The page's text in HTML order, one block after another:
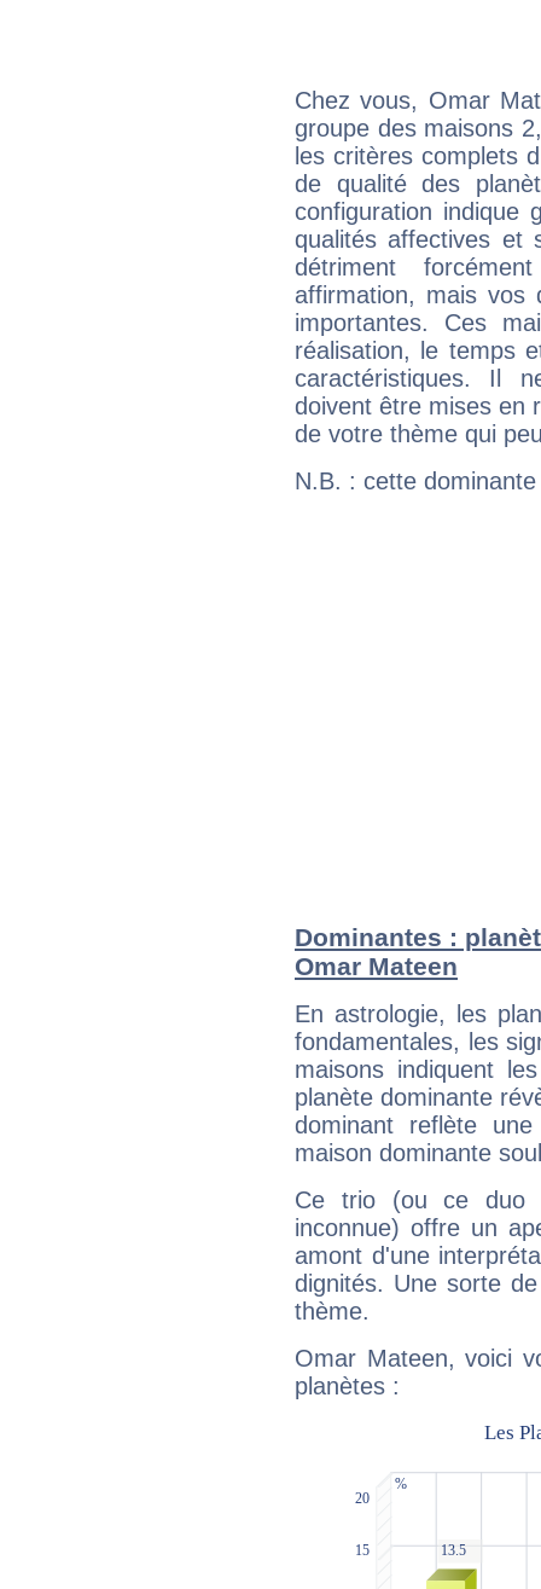
Chez vous, Omar
groupe des maisons
les critères complets
de qualité des
configuration indique
qualités affectives et
détriment
affirmation, mais
importantes. Ces
réalisation, le temps
caractéristiques. Il
doivent être mises en
de votre thème qui
N.B. : cette
Dominantes :
Omar Mateen
En astrologie, les
fondamentales, les
maisons indiquent
planète dominante
dominant reflète
maison dominante
Ce trio (ou ce duo
inconnue) offre un
amont d'une
dignités. Une sorte
thème.
Omar Mateen, voici
planètes :